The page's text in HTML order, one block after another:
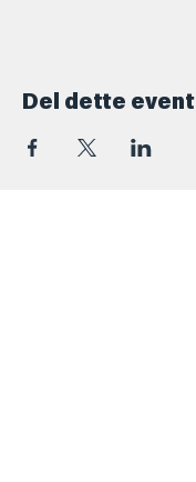
Del dette event